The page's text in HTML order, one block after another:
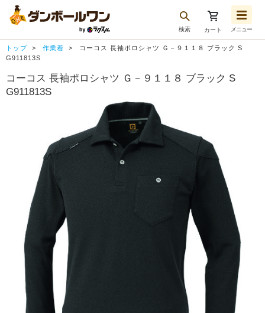
検索 カート メニュー
再注文
トップ 作業着
コーコス 長袖ポロシャツ Ｇ－９１１８ ブラック S
G911813S
コーコス 長袖ポロシャツ Ｇ－９１１８ ブラック S
G911813S